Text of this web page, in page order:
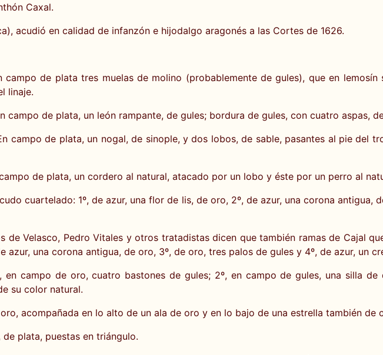
Caxal.
acudió en calidad de infanzón e hijodalgo aragonés a las Cortes de 1626.
campo de plata tres muelas de molino (probablemente de gules), que en
linaje.
campo de plata, un león rampante, de gules; bordura de gules, con cuatro aspas,
campo de plata, un nogal, de sinople, y dos lobos, de sable, pasantes al pie del
de plata, un cordero al natural, atacado por un lobo y éste por un perro al
cuartelado: 1º, de azur, una flor de lis, de oro, 2º, de azur, una corona antigua,
de Velasco, Pedro Vitales y otros tratadistas dicen que también ramas de Cajal
azur, una corona antigua, de oro, 3º, de oro, tres palos de gules y 4º, de azur, un
en campo de oro, cuatro bastones de gules; 2º, en campo de gules, una silla
su color natural.
acompañada en lo alto de un ala de oro y en lo bajo de una estrella también de
plata, puestas en triángulo.